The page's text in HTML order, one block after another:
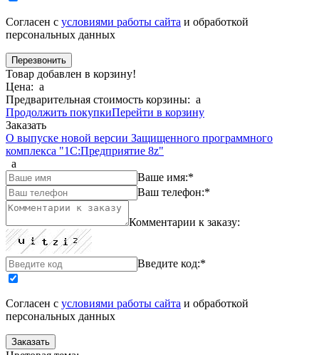
Согласен с условиями работы сайта и обработкой
персональных данных
Товар добавлен в корзину!
Цена: a
Предварительная стоимость корзины: a
Продолжить покупкиПерейти в корзину
Заказать
О выпуске новой версии Защищенного программного
комплекса "1С:Предприятие 8z"
a
Ваше имя:*
Ваш телефон:*
Комментарии к заказу:
Введите код:*
Согласен с условиями работы сайта и обработкой
персональных данных